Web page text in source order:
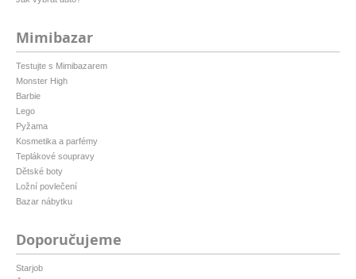
Mimibazar
Testujte s Mimibazarem
Monster High
Barbie
Lego
Pyžama
Kosmetika a parfémy
Teplákové soupravy
Dětské boty
Ložní povlečení
Bazar nábytku
Doporučujeme
Starjob